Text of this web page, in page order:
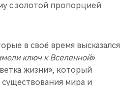
с золотой пропорцией
в своё время высказался
ключ к Вселенной».
жизни», который
мира и